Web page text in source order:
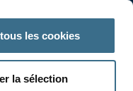
les cookies
la sélection